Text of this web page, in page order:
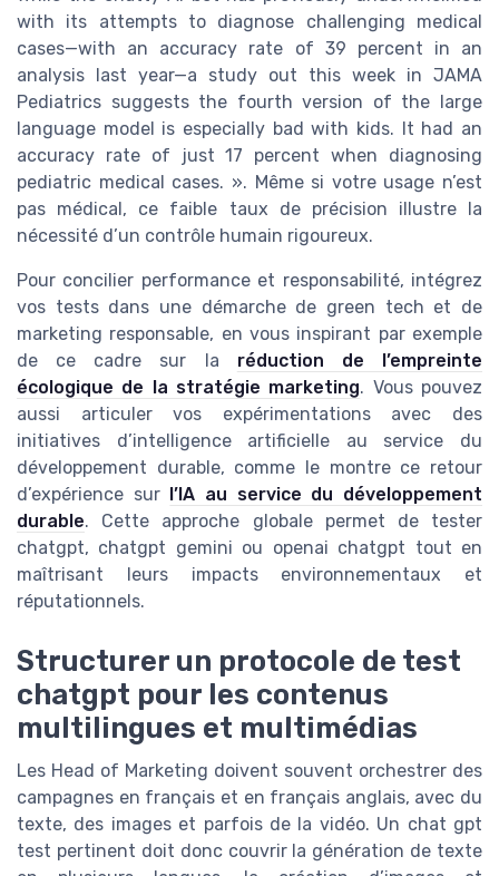
with its attempts to diagnose challenging medical
cases—with an accuracy rate of 39 percent in an
analysis last year—a study out this week in JAMA
Pediatrics suggests the fourth version of the large
language model is especially bad with kids. It had an
accuracy rate of just 17 percent when diagnosing
pediatric medical cases. ». Même si votre usage n’est
pas médical, ce faible taux de précision illustre la
nécessité d’un contrôle humain rigoureux.
Pour concilier performance et responsabilité, intégrez
vos tests dans une démarche de green tech et de
marketing responsable, en vous inspirant par exemple
de ce cadre sur la réduction de l’empreinte
écologique de la stratégie marketing. Vous pouvez
aussi articuler vos expérimentations avec des
initiatives d’intelligence artificielle au service du
développement durable, comme le montre ce retour
d’expérience sur
l’IA au service du développement
durable. Cette approche globale permet de tester
chatgpt, chatgpt gemini ou openai chatgpt tout en
maîtrisant leurs impacts environnementaux et
réputationnels.
Structurer un protocole de test
chatgpt pour les contenus
multilingues et multimédias
Les Head of Marketing doivent souvent orchestrer des
campagnes en français et en français anglais, avec du
texte, des images et parfois de la vidéo. Un chat gpt
test pertinent doit donc couvrir la génération de texte